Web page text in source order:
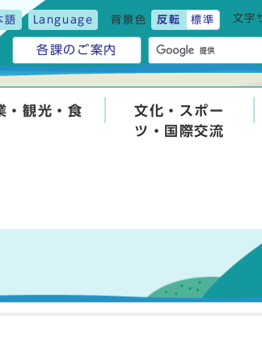
語 Language 背景色 反転 標準 文字
各課のご案内
・観光・食
文化・スポー
ツ・国際交流